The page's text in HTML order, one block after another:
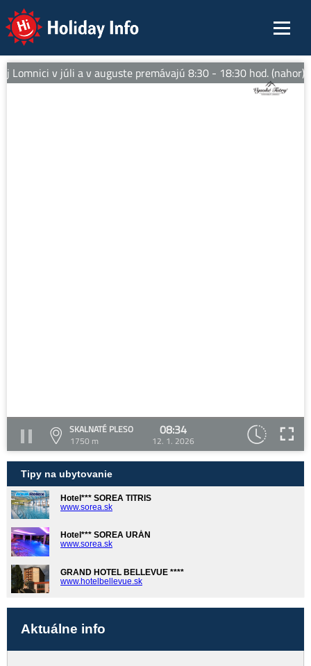
Holiday Info
v júli a v auguste premávajú 8:30 - 18:30 hod. (nahor).
SKALNATÉ PLESO
1750 m
08:34
12. 1. 2026
Tipy na ubytovanie
Hotel*** SOREA TITRIS
www.sorea.sk
Hotel*** SOREA URÁN
www.sorea.sk
GRAND HOTEL BELLEVUE ****
www.hotelbellevue.sk
Aktuálne info